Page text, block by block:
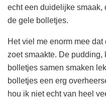
echt een duidelijke smaak,
de gele bolletjes.
Het viel me enorm mee
zoet smaakte. De
bolletjes samen smaken
bolletjes een erg
hou ik niet echt van heel